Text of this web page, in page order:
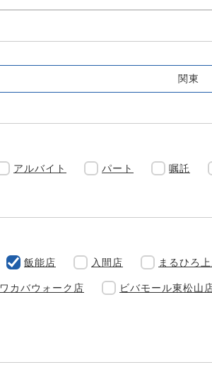
関東
アルバイト パート 嘱託
飯能店 入間店 まるひろ
ワカバウォーク店 ビバモール東松山